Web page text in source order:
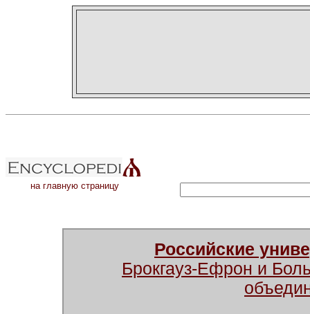
на главную страницу
Российские
Брокгауз-Ефрон и